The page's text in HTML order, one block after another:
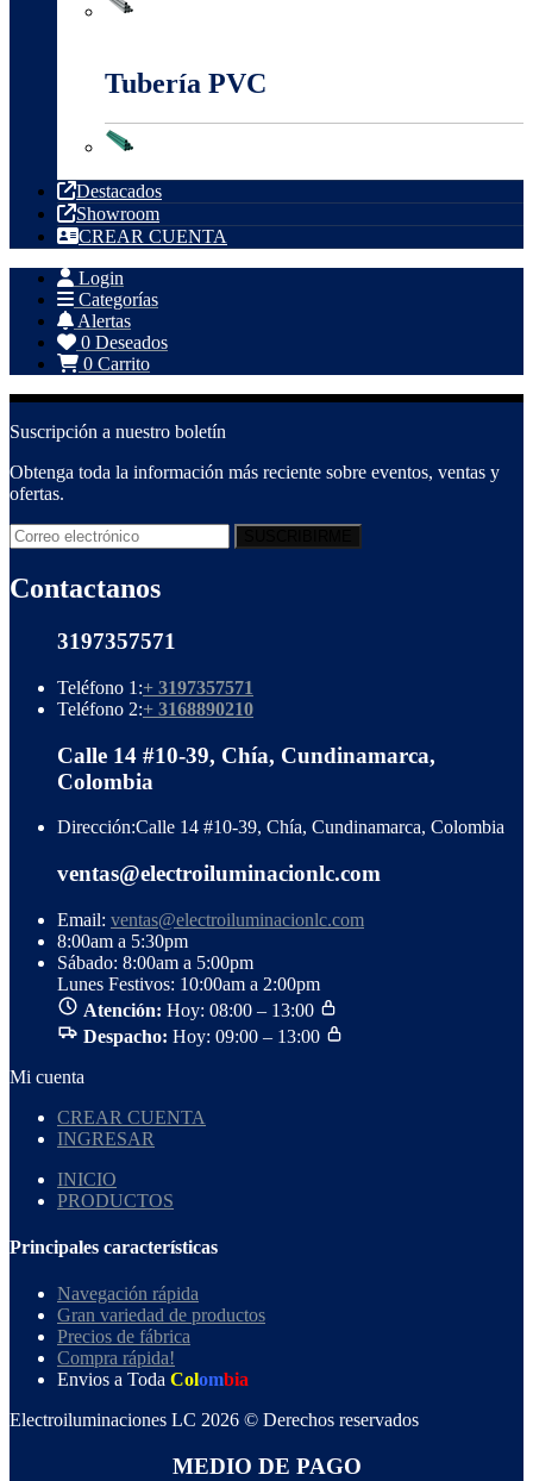
Tubería PVC
Destacados
Showroom
CREAR CUENTA
Login
Categorías
Alertas
0 Deseados
0 Carrito
Suscripción a nuestro boletín
Obtenga toda la información más reciente sobre eventos, ventas y
ofertas.
Contactanos
3197357571
Teléfono 1:+ 3197357571
Teléfono 2:+ 3168890210
Calle 14 #10-39, Chía, Cundinamarca,
Colombia
Dirección:Calle 14 #10-39, Chía, Cundinamarca, Colombia
ventas@electroiluminacionlc.com
Email: ventas@electroiluminacionlc.com
8:00am a 5:30pm
Sábado: 8:00am a 5:00pm
Lunes Festivos: 10:00am a 2:00pm
Atención: Hoy: 08:00 – 13:00
Despacho: Hoy: 09:00 – 13:00
Mi cuenta
CREAR CUENTA
INGRESAR
INICIO
PRODUCTOS
Principales características
Navegación rápida
Gran variedad de productos
Precios de fábrica
Compra rápida!
Envios a Toda Colombia
Electroiluminaciones LC 2026 © Derechos reservados
MEDIO DE PAGO